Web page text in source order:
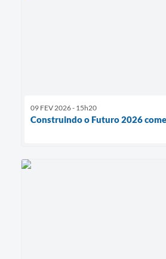
09 FEV 2026 - 15h20
Construindo o Futuro 2026